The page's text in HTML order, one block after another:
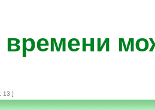
времени
13 ]